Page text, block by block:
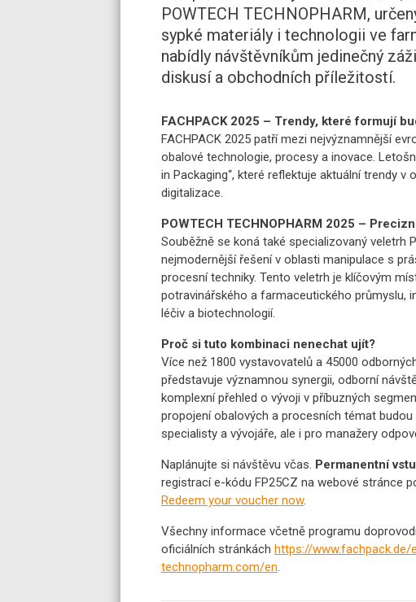
POWTECH TECHNOPHARM,
sypké materiály i technologii ve
nabídly návštěvníkům jedinečný
diskusí a obchodních příležitostí.
FACHPACK 2025 – Trendy, které formují
FACHPACK 2025 patří mezi nejvýznamnější
obalové technologie, procesy a inovace.
in Packaging“, které reflektuje aktuální trendy
digitalizace.
POWTECH TECHNOPHARM 2025 –
Souběžně se koná také specializovaný veletrh
nejmodernější řešení v oblasti manipulace s
procesní techniky. Tento veletrh je klíčovým
potravinářského a farmaceutického průmyslu,
léčiv a biotechnologií.
Proč si tuto kombinaci nenechat ujít?
Více než 1800 vystavovatelů a 45000
představuje významnou synergii, odborní
komplexní přehled o vývoji v příbuzných
propojení obalových a procesních témat
specialisty a vývojáře, ale i pro manažery
Naplánujte si návštěvu včas. Permanentní
registrací e-kódu FP25CZ na webové stránce
Redeem your voucher now.
Všechny informace včetně programu
oficiálních stránkách https://www.fachpack.de/
technopharm.com/en.